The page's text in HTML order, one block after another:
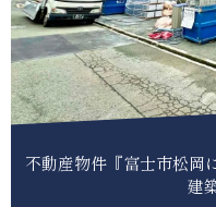
不動産物件『富士市松
建